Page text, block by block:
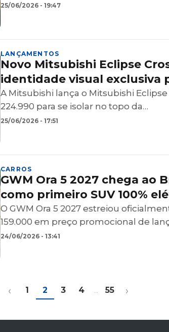
25/06/2026 - 19:47
LANÇAMENTOS
Novo Mitsubishi Eclipse
identidade visual exclusiva
A Mitsubishi lança o Mitsubishi Eclipse
224.990 para se isolar no topo da…
25/06/2026 - 17:51
CARROS
GWM Ora 5 2027 chega ao
como primeiro SUV 100%
O GWM Ora 5 2027 estreiou
159.000 em preço promocional de
24/06/2026 - 13:41
‹ 1 2 3 4 55 ›